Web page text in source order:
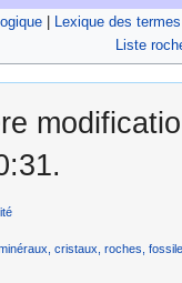
Lexique des
Liste
cristaux, roches,